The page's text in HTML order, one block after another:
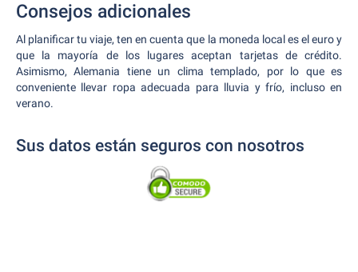
Consejos adicionales
Al planificar tu viaje, ten en cuenta que la moneda local es el euro y
que la mayoría de los lugares aceptan tarjetas de crédito.
Asimismo, Alemania tiene un clima templado, por lo que es
conveniente llevar ropa adecuada para lluvia y frío, incluso en
verano.
Sus datos están seguros con nosotros